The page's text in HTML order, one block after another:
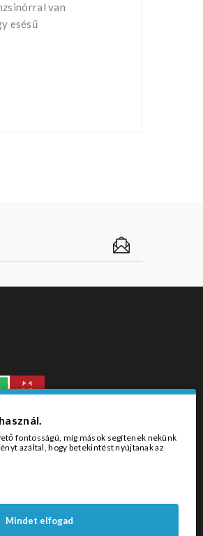
van
esésű
fontosságú, míg mások segítenek nekünk
azáltal, hogy betekintést nyújtanak az
Mindet elfogad